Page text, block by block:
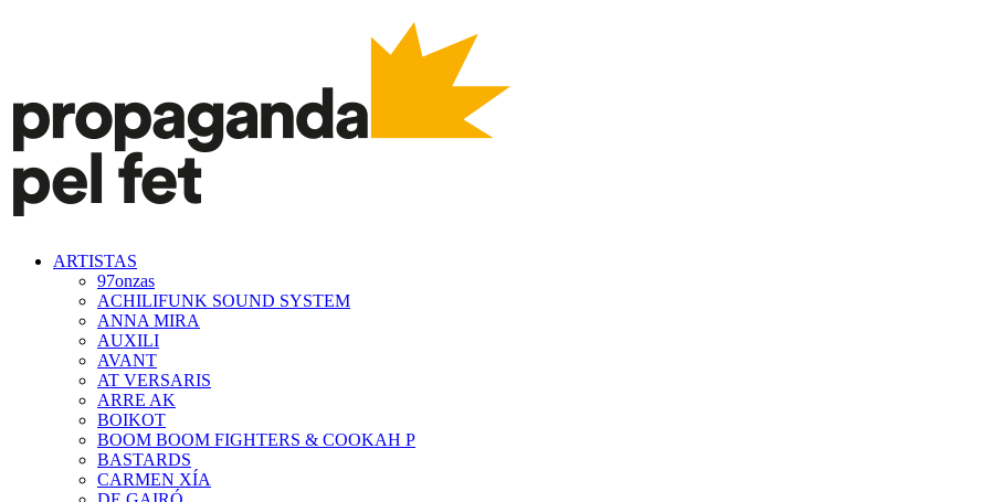
ARTISTAS
97onzas
ACHILIFUNK SOUND SYSTEM
ANNA MIRA
AUXILI
AVANT
AT VERSARIS
ARRE AK
BOIKOT
BOOM BOOM FIGHTERS & COOKAH P
BASTARDS
CARMEN XÍA